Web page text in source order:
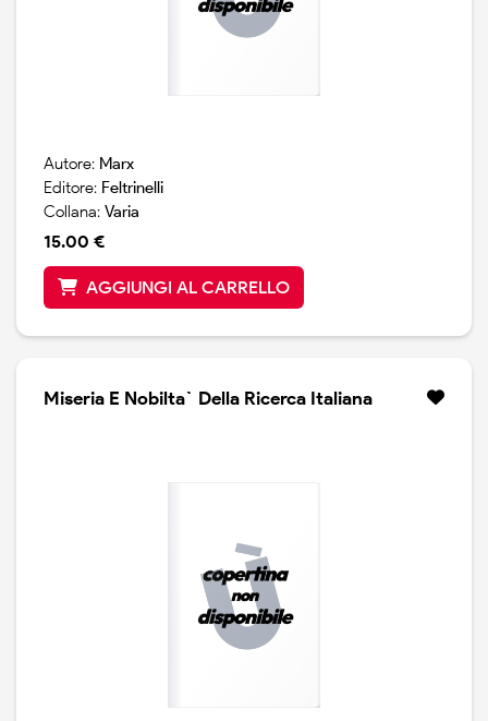
Autore: Marx
Editore: Feltrinelli
Collana: Varia
15.00 €
AGGIUNGI AL CARRELLO
Miseria E Nobilta` Della Ricerca Italiana